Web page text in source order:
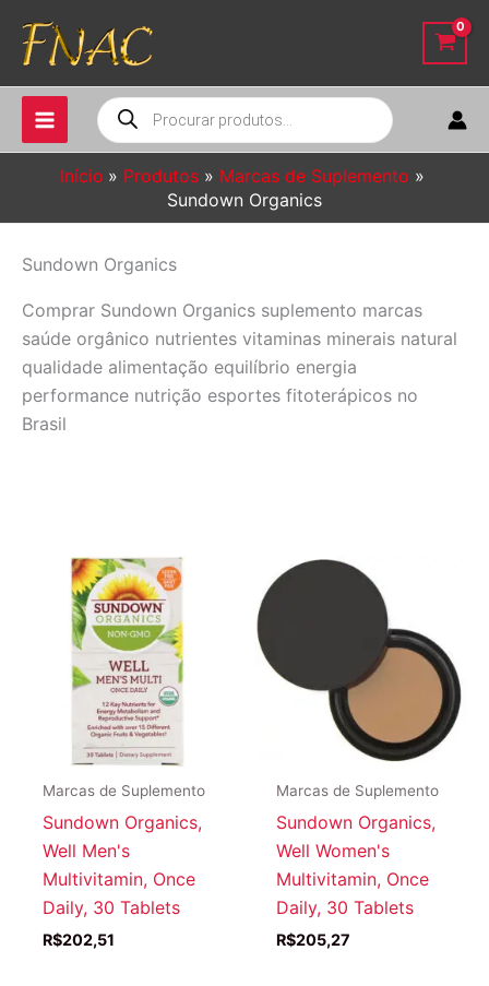
para
conteúdo
Pesquisar
produtos
Início Produtos
Marcas de Suplemento
Sundown Organics
Sundown Organics
Comprar Sundown Organics suplemento marcas
saúde orgânico nutrientes vitaminas minerais natural
qualidade alimentação equilíbrio energia
performance nutrição esportes fitoterápicos no
Brasil
Marcas de Suplemento
Sundown Organics,
Well Men's
Multivitamin, Once
Daily, 30 Tablets
R$202,51
Marcas de Suplemento
Sundown Organics,
Well Women's
Multivitamin, Once
Daily, 30 Tablets
R$205,27